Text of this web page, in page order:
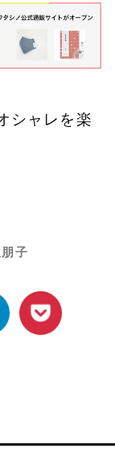
シャレを楽
子